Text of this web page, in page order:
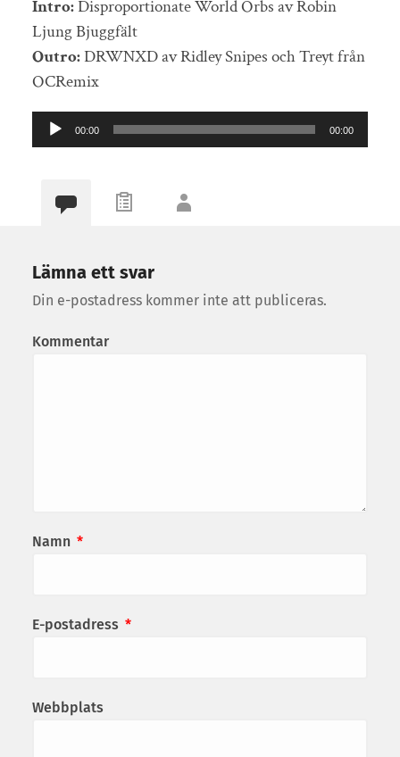
Intro:Disproportionate World Orbs av Robin
Ljung Bjuggfält
Outro:DRWNXD av Ridley Snipes och Treyt från
OCRemix
Ljudspelare
00:00 00:00
Lämna ett svar
Din e-postadress kommer inte att publiceras.
Kommentar
Namn *
E-postadress *
Webbplats